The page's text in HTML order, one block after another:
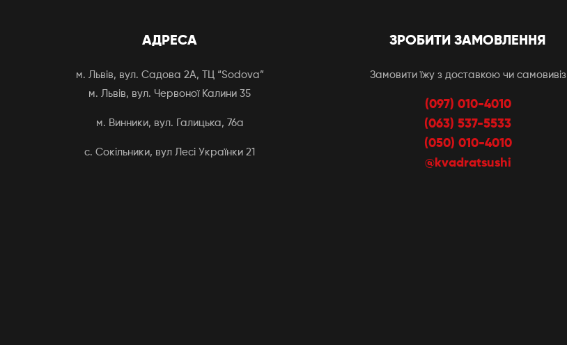
АДРЕСА
м. Львів, вул. Садова 2А, ТЦ “Sodova”
м. Львів, вул. Червоної Калини 35
м. Винники, вул. Галицька, 76а
с. Сокільники, вул Лесі Українки 21
ЗРОБИТИ ЗАМОВЛЕННЯ
Замовити їжу з доставкою чи самовивіз
(097) 010-4010
(063) 537-5533
(050) 010-4010
@kvadratsushi